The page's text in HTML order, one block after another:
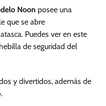
Noon posee una
que se abre
Puedes ver en este
de seguridad del
y divertidos, además de